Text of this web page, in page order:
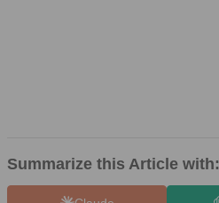
Summarize this Article with: